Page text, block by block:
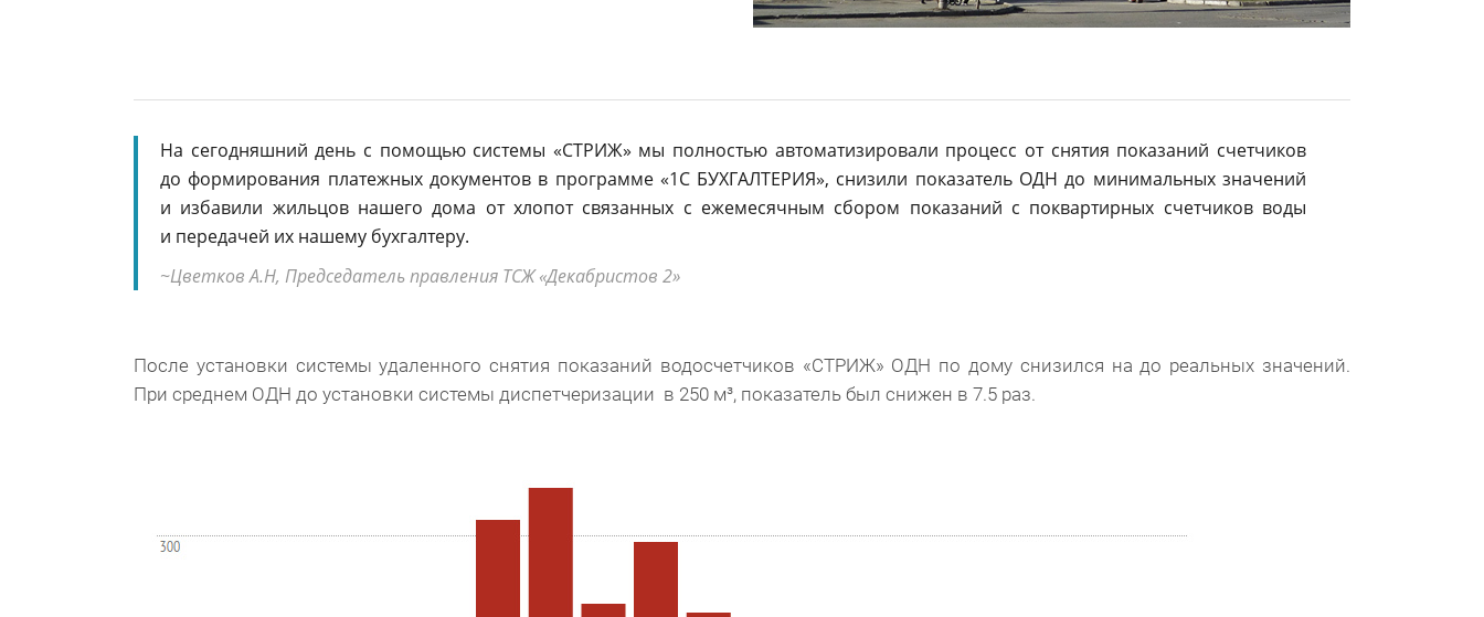
На сегодняшний день с помощью системы «СТРИЖ» мы полностью автоматизировали процесс от снятия показаний счетчиков
до формирования платежных документов в программе «1С БУХГАЛТЕРИЯ», снизили показатель ОДН до минимальных значений
и избавили жильцов нашего дома от хлопот связанных с ежемесячным сбором показаний с поквартирных счетчиков воды
и передачей их нашему бухгалтеру.
Цветков А.Н, Председатель правления ТСЖ «Декабристов 2»
После установки системы удаленного снятия показаний водосчетчиков «СТРИЖ» ОДН по дому снизился на до реальных значений.
При среднем ОДН до установки системы диспетчеризации в 250 м³, показатель был снижен в 7.5 раз.